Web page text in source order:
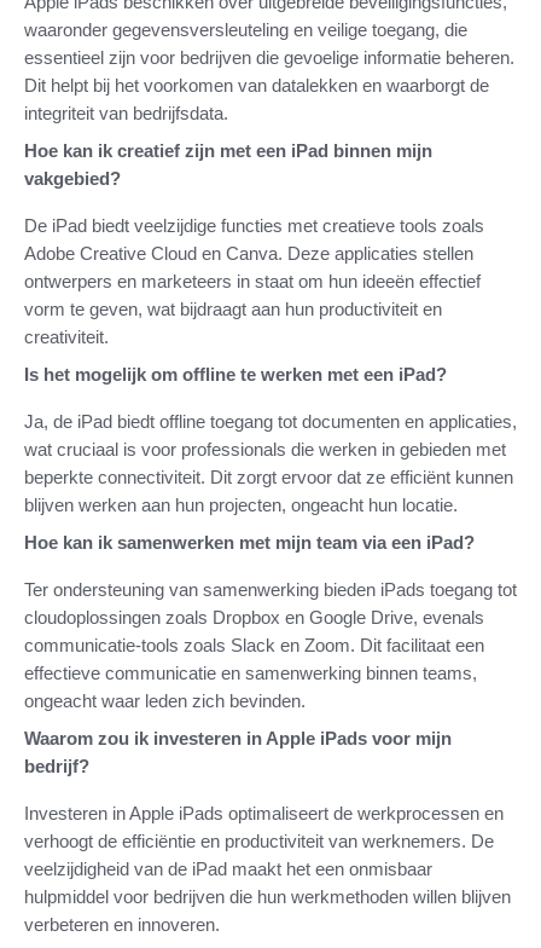
waaronder gegevensversleuteling en veilige toegang, die
essentieel zijn voor bedrijven die gevoelige informatie beheren.
Dit helpt bij het voorkomen van datalekken en waarborgt de
integriteit van bedrijfsdata.
Hoe kan ik creatief zijn met een iPad binnen mijn
vakgebied?
De iPad biedt veelzijdige functies met creatieve tools zoals
Adobe Creative Cloud en Canva. Deze applicaties stellen
ontwerpers en marketeers in staat om hun ideeën effectief
vorm te geven, wat bijdraagt aan hun productiviteit en
creativiteit.
Is het mogelijk om offline te werken met een iPad?
Ja, de iPad biedt offline toegang tot documenten en applicaties,
wat cruciaal is voor professionals die werken in gebieden met
beperkte connectiviteit. Dit zorgt ervoor dat ze efficiënt kunnen
blijven werken aan hun projecten, ongeacht hun locatie.
Hoe kan ik samenwerken met mijn team via een iPad?
Ter ondersteuning van samenwerking bieden iPads toegang tot
cloudoplossingen zoals Dropbox en Google Drive, evenals
communicatie-tools zoals Slack en Zoom. Dit facilitaat een
effectieve communicatie en samenwerking binnen teams,
ongeacht waar leden zich bevinden.
Waarom zou ik investeren in Apple iPads voor mijn
bedrijf?
Investeren in Apple iPads optimaliseert de werkprocessen en
verhoogt de efficiëntie en productiviteit van werknemers. De
veelzijdigheid van de iPad maakt het een onmisbaar
hulpmiddel voor bedrijven die hun werkmethoden willen blijven
verbeteren en innoveren.